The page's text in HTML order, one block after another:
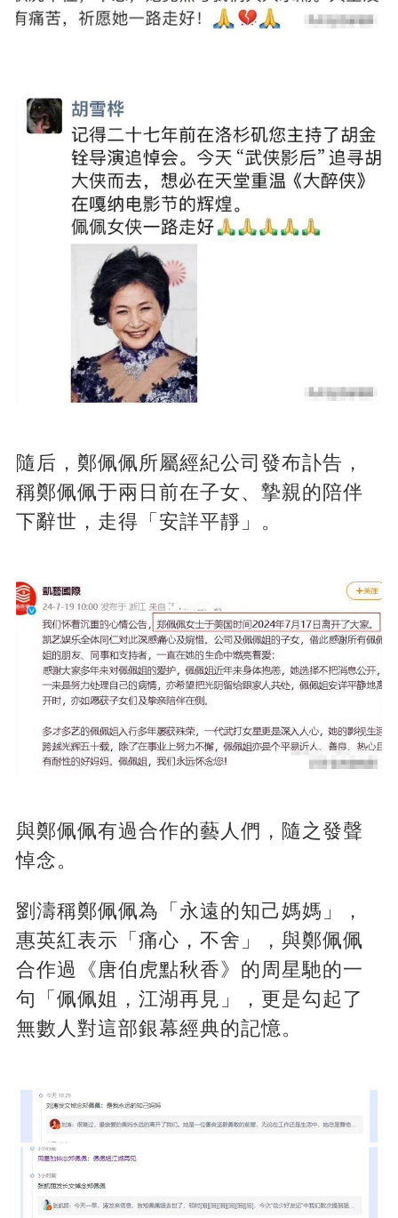
隨后，鄭佩佩所屬經紀公司發布訃告，
稱鄭佩佩于兩日前在子女、摯親的陪伴
下辭世，走得「安詳平靜」。
與鄭佩佩有過合作的藝人們，隨之發聲
悼念。
劉濤稱鄭佩佩為「永遠的知己媽媽」，
惠英紅表示「痛心，不舍」，與鄭佩佩
合作過《唐伯虎點秋香》的周星馳的一
句「佩佩姐，江湖再見」，更是勾起了
無數人對這部銀幕經典的記憶。